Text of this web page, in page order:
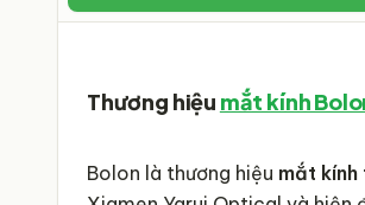
Thương hiệu mắt kính
Bolon là thương hiệu mắt